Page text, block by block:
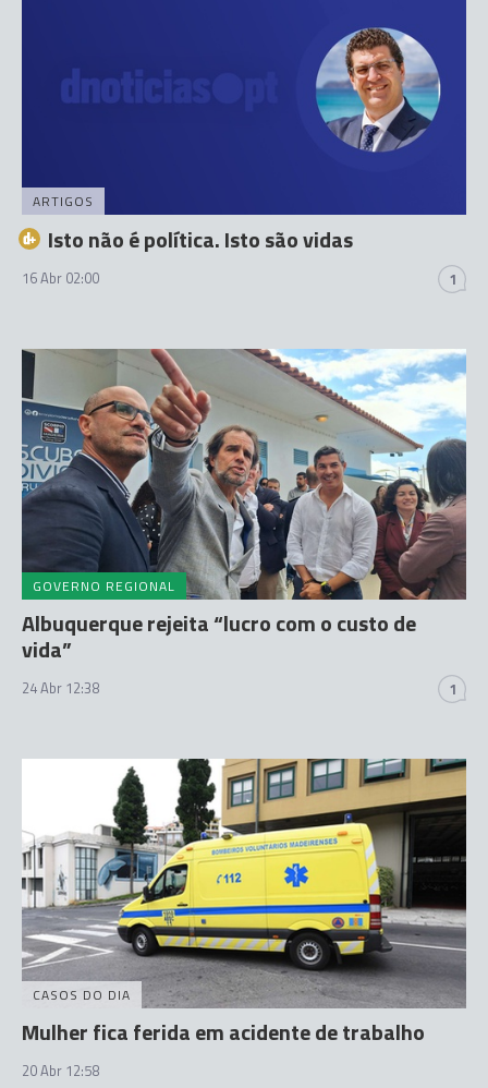
ARTIGOS
Isto não é política. Isto são vidas
16 Abr 02:00 1
GOVERNO REGIONAL
Albuquerque rejeita “lucro com o custo de
vida”
24 Abr 12:38 1
CASOS DO DIA
Mulher fica ferida em acidente de trabalho
20 Abr 12:58